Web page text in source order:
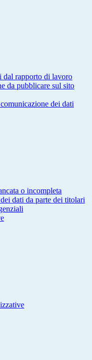
dal rapporto di lavoro
da pubblicare sul sito
dei dati
o incompleta
dati da parte dei titolari